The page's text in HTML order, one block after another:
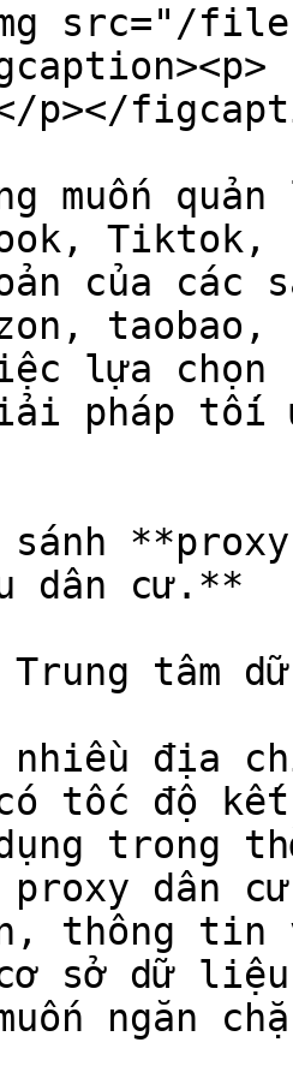
src="/
p></
muốn
của các
lựa chọn
pháp tối
sánh
dân cư.**
tâm
nhiều địa
tốc độ
trong
dân
thông tin
sở dữ
ngăn